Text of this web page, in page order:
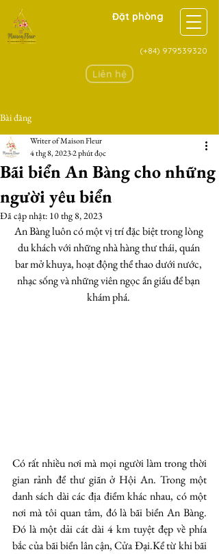
Đặt phòng
(+84) 979539320
Liên hệ
Bài đăng
Bãi biển An Bàng cho những
người yêu biển
Writer of Maison Fleur
4 thg 8, 20232 phút đọc
Đã cập nhật: 10 thg 8, 2023
An Bàng luôn có một vị trí đặc biệt trong lòng
du khách với những nhà hàng thư thái, quán
bar mở khuya, hoạt động thể thao dưới nước,
nhạc sống và những viên ngọc ẩn giấu để bạn
khám phá.
Có rất nhiều nơi mà mọi người làm trong thời
gian rảnh để thư giãn ở Hội An. Trong một
danh sách dài các địa điểm khác nhau, có một
nơi mà tôi quan tâm, đó là bãi biển An Bàng.
Đó là một dải cát dài 4 km tuyệt đẹp về phía
bắc của bãi biển lân cận, Cửa Đại.Kể từ khi bãi